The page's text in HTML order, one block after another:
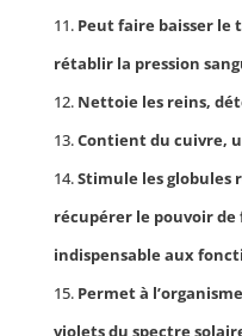
Peut faire baisser le
rétablir la pression
Nettoie les reins,
Contient du cuivre,
Stimule les globules
récupérer le pouvoir
indispensable aux
Permet à
violets du spectre